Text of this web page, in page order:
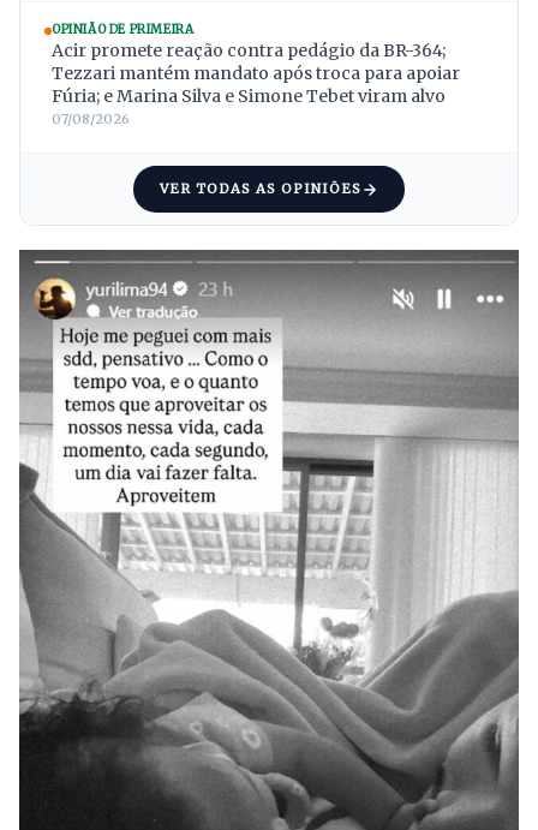
OPINIÃO DE PRIMEIRA
Acir promete reação contra pedágio da BR-364;
Tezzari mantém mandato após troca para apoiar
Fúria; e Marina Silva e Simone Tebet viram alvo
07/08/2026
VER TODAS AS OPINIÕES